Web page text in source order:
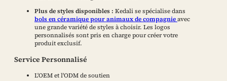
Plus de styles disponibles : Kedali se spécialise dans
bols en céramique pour animaux de compagnieavec
une grande variété de styles à choisir. Les logos
personnalisés sont pris en charge pour créer votre
produit exclusif.
Service Personnalisé
L'OEM et l'ODM de soutien